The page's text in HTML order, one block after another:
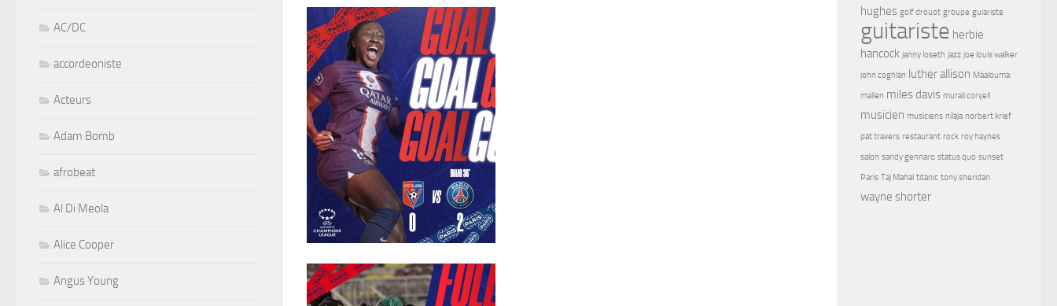
AC/DC
accordeoniste
Acteurs
Adam Bomb
afrobeat
Al Di Meola
Alice Cooper
Angus Young
hughes golf drouot groupe guiariste
guitariste herbie
hancock janny loseth jazz joe louis walker
john coghlan luther allison Maalouma
malien miles davis murali coryell
musicien musiciens nilaja norbert krief
pat travers restaurant rock roy haynes
salon sandy gennaro status quo sunset
Paris Taj Mahal titanic tony sheridan
wayne shorter